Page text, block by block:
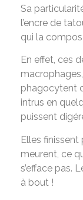
Sa
l’encre de
qui la
En effet, ces
phagocytent
intrus en
puissent
Elles finissent
meurent, ce
s’efface pas.
à bout !